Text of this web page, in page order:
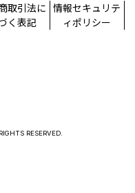
取引法に
く表記
情報セキュリテ
ィポリシー
RESERVED.